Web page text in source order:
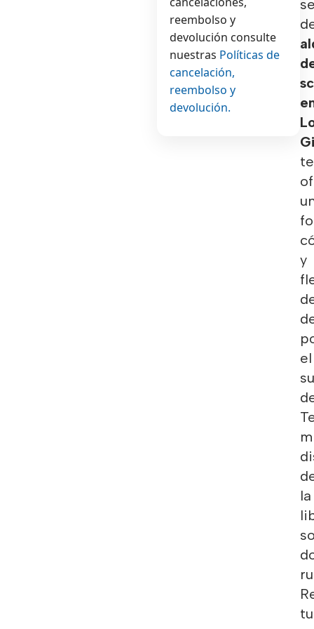
te
y
el
la
tu
reembolso y
devolución consulte
nuestras Políticas de
cancelación,
reembolso y
devolución.